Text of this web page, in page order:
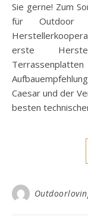
Sie gerne! Zum
für Outdoor
erste
Caesar und der
besten